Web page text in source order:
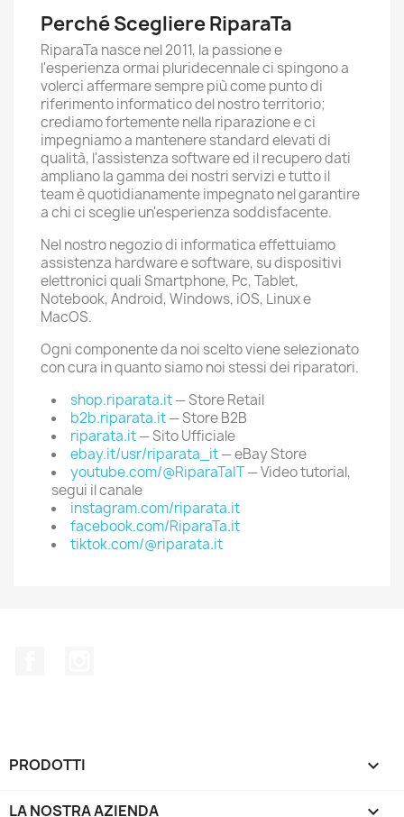
Perché Scegliere RiparaTa
RiparaTa nasce nel 2011, la passione e
l'esperienza ormai pluridecennale ci spingono a
volerci affermare sempre più come punto di
riferimento informatico del nostro territorio;
crediamo fortemente nella riparazione e ci
impegniamo a mantenere standard elevati di
qualità, l'assistenza software ed il recupero dati
ampliano la gamma dei nostri servizi e tutto il
team è quotidianamente impegnato nel garantire
a chi ci sceglie un'esperienza soddisfacente.
Nel nostro negozio di informatica effettuiamo
assistenza hardware e software, su dispositivi
elettronici quali Smartphone, Pc, Tablet,
Notebook, Android, Windows, iOS, Linux e
MacOS.
Ogni componente da noi scelto viene selezionato
con cura in quanto siamo noi stessi dei riparatori.
shop.riparata.it— Store Retail
b2b.riparata.it— Store B2B
riparata.it— Sito Ufficiale
ebay.it/usr/riparata_it— eBay Store
youtube.com/@RiparaTaIT— Video tutorial,
segui il canale
instagram.com/riparata.it
facebook.com/RiparaTa.it
tiktok.com/@riparata.it
PRODOTTI 
LA NOSTRA AZIENDA 